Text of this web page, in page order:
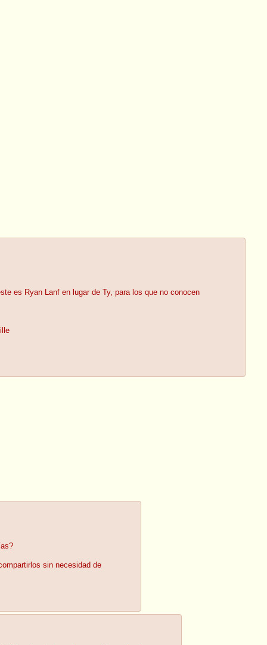
es Ryan Lanf en lugar de Ty, para los que no conocen
sin necesidad de